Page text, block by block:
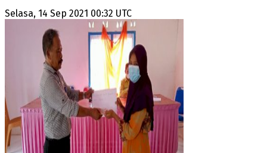
Selasa, 14 Sep 2021 00:32 UTC